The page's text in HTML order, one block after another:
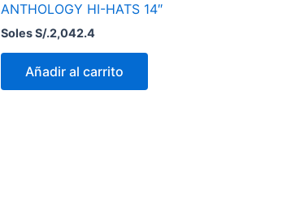
ANTHOLOGY HI-HATS 14″
Soles S/.2,042.4
Añadir al carrito